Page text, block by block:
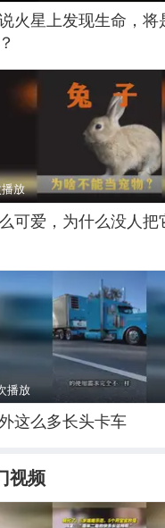
火星上发现生命，将
放
可爱，为什么没人把
播放
这么多长头卡车
视频